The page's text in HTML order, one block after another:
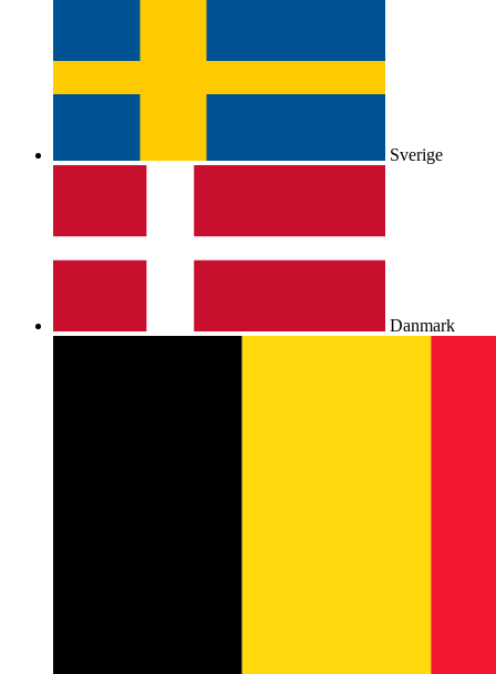
Sverige
Danmark